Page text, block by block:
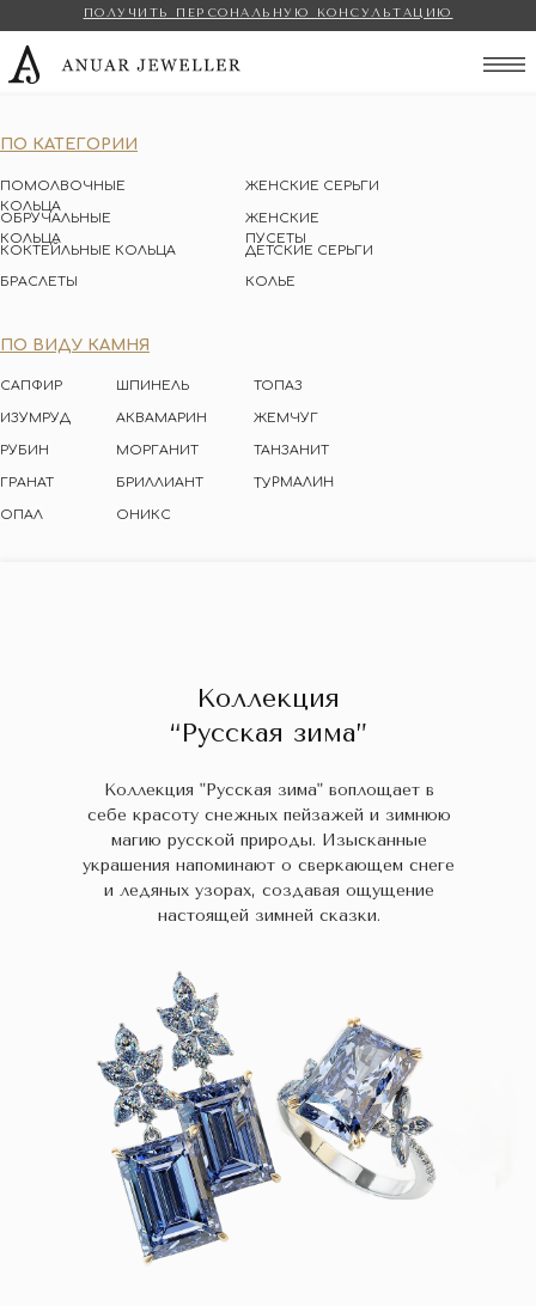
ПОЛУЧИТЬ ПЕРСОНАЛЬНУЮ КОНСУЛЬТАЦИЮ
ПО КАТЕГОРИИ
ПОМОЛВОЧНЫЕ
КОЛЬЦА
ОБРУЧАЛЬНЫЕ
КОЛЬЦА
ЖЕНСКИЕ СЕРЬГИ
КОКТЕЙЛЬНЫЕ КОЛЬЦА
ЖЕНСКИЕ
ПУСЕТЫ
ДЕТСКИЕ СЕРЬГИ
БРАСЛЕТЫ
КОЛЬЕ
ПО ВИДУ КАМНЯ
САПФИР
ИЗУМРУД
ШПИНЕЛЬ
РУБИН
АКВАМАРИН
МОРГАНИТ
ГРАНАТ БРИЛЛИАНТ
ТОПАЗ
ЖЕМЧУГ
ТУРМАЛИН
ТАНЗАНИТ
ОНИКС
ОПАЛ
Коллекция
“Русская зима”
Коллекция "Русская зима" воплощает в
себе красоту снежных пейзажей и зимнюю
магию русской природы. Изысканные
украшения напоминают о сверкающем снеге
и ледяных узорах, создавая ощущение
настоящей зимней сказки.